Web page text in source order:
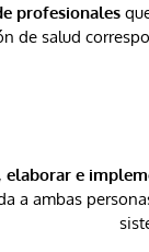
profesionales
de salud
elaborar e
a ambas